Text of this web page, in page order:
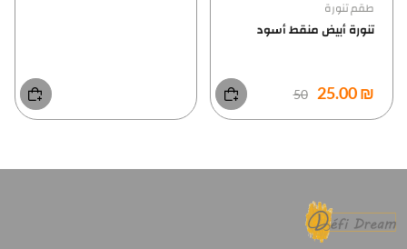
طقم تنورة
تنورة أبيض منقط أسود
₪ 25.00
50